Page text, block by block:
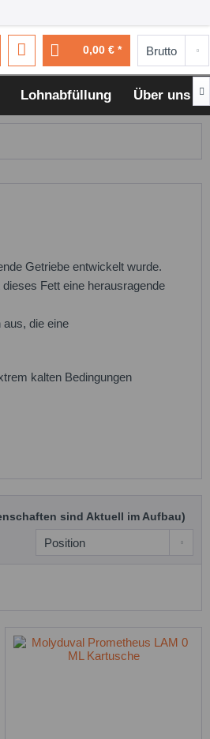
0,00 € *
Lohnabfüllung Über uns 
Getriebe entwickelt wurde.
Fett eine herausragende
die eine
kalten Bedingungen
sind Aktuell im Aufbau)